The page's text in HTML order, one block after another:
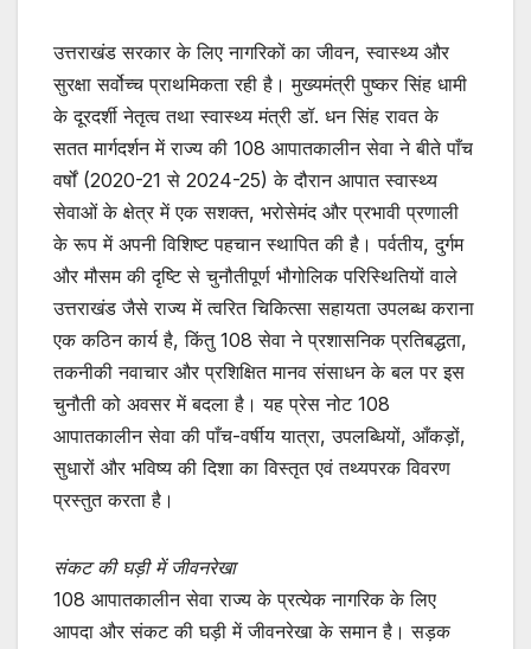
at
s
A
p
p
c
e
b
o
o
k
itt
er
उत्तराखंड सरकार के लिए नागरिकों का जीवन, स्वास्थ्य और
सुरक्षा सर्वोच्च प्राथमिकता रही है। मुख्यमंत्री पुष्कर सिंह धामी
के दूरदर्शी नेतृत्व तथा स्वास्थ्य मंत्री डॉ. धन सिंह रावत के
सतत मार्गदर्शन में राज्य की 108 आपातकालीन सेवा ने बीते पाँच
वर्षों (2020-21 से 2024-25) के दौरान आपात स्वास्थ्य
सेवाओं के क्षेत्र में एक सशक्त, भरोसेमंद और प्रभावी प्रणाली
के रूप में अपनी विशिष्ट पहचान स्थापित की है। पर्वतीय, दुर्गम
और मौसम की दृष्टि से चुनौतीपूर्ण भौगोलिक परिस्थितियों वाले
उत्तराखंड जैसे राज्य में त्वरित चिकित्सा सहायता उपलब्ध कराना
एक कठिन कार्य है, किंतु 108 सेवा ने प्रशासनिक प्रतिबद्धता,
तकनीकी नवाचार और प्रशिक्षित मानव संसाधन के बल पर इस
चुनौती को अवसर में बदला है। यह प्रेस नोट 108
आपातकालीन सेवा की पाँच-वर्षीय यात्रा, उपलब्धियों, आँकड़ों,
सुधारों और भविष्य की दिशा का विस्तृत एवं तथ्यपरक विवरण
प्रस्तुत करता है।
संकट की घड़ी में जीवनरेखा
108 आपातकालीन सेवा राज्य के प्रत्येक नागरिक के लिए
आपदा और संकट की घड़ी में जीवनरेखा के समान है। सड़क